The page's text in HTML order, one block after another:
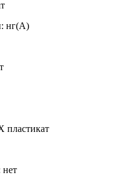
нг(А)
пластикат